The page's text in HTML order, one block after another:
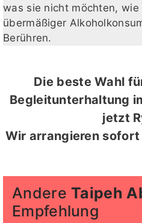
was sie nicht möchten, wie
übermäßiger
Berühren.
Die beste Wahl
Begleitunterhaltung
jetzt
Wir arrangieren sofort
AndereTaipeh
Empfehlung